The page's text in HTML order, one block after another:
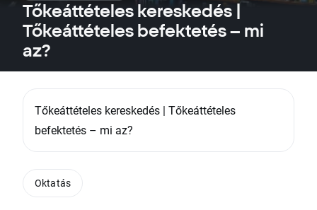
Tőkeáttételes kereskedés |
Tőkeáttételes befektetés – mi
az?
Tőkeáttételes kereskedés | Tőkeáttételes
befektetés – mi az?
Oktatás